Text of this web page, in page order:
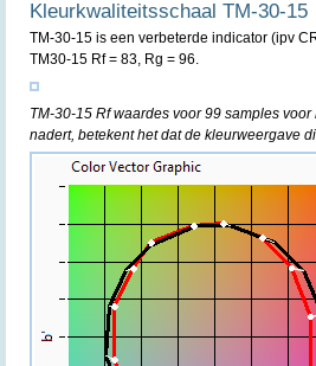
Kleurkwaliteitsschaal TM-30-15
TM-30-15 is een verbeterde indicator (ipv
TM30-15 Rf = 83, Rg = 96.
TM-30-15 Rf waardes voor 99 samples
nadert, betekent het dat de kleurweergave